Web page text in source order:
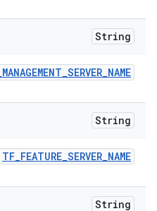
String
MANAGEMENT_SERVER_NAME
String
TF_FEATURE_SERVER_NAME
String